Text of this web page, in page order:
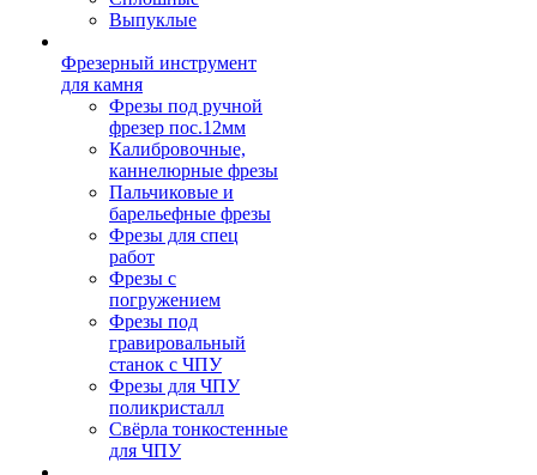
Выпуклые
Фрезерный инструмент
для камня
Фрезы под ручной
фрезер пос.12мм
Калибровочные,
каннелюрные фрезы
Пальчиковые и
барельефные фрезы
Фрезы для спец
работ
Фрезы с
погружением
Фрезы под
гравировальный
станок с ЧПУ
Фрезы для ЧПУ
поликристалл
Свёрла тонкостенные
для ЧПУ